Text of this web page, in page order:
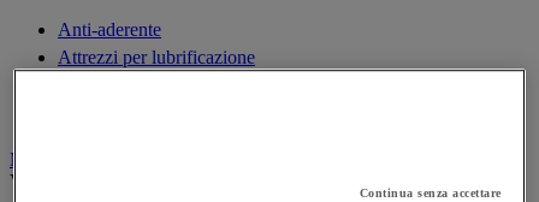
Anti-aderente
Attrezzi per lubrificazione
Marcatura
Vedi tutte le categorie
Continua senza accettare